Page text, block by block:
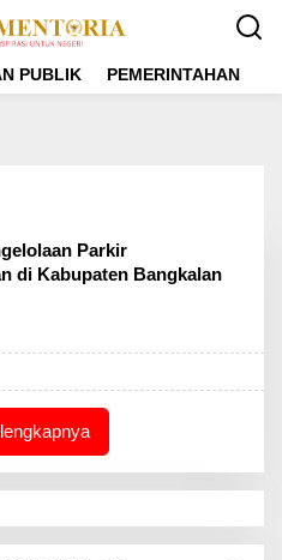
PUBLIK PEMERINTAHAN
Parkir
di Kabupaten Bangkalan